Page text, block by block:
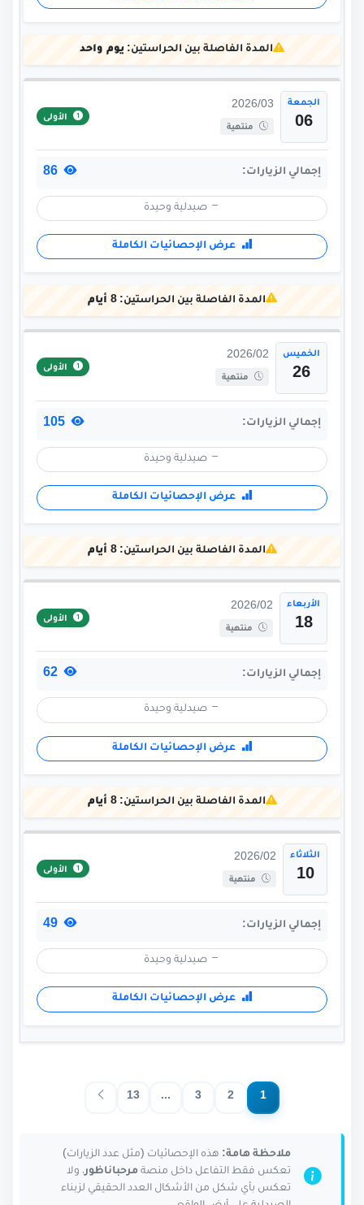
المدة الفاصلة بين الحراستين: يوم واحد
الجمعة
06
2026/03
منتهية
الأولى
إجمالي الزيارات:
صيدلية وحيدة
عرض الإحصائيات الكاملة
المدة الفاصلة بين الحراستين:8 أيام
الخميس
26
2026/02
منتهية
الأولى
إجمالي الزيارات:
صيدلية وحيدة
عرض الإحصائيات الكاملة
المدة الفاصلة بين الحراستين:8 أيام
الأربعاء
18
2026/02
منتهية
الأولى
إجمالي الزيارات:
صيدلية وحيدة
عرض الإحصائيات الكاملة
المدة الفاصلة بين الحراستين:8 أيام
الثلاثاء
10
2026/02
منتهية
الأولى
إجمالي الزيارات:
صيدلية وحيدة
عرض الإحصائيات الكاملة
1
2
3
...
13
ملاحظة هامة: هذه الإحصائيات (مثل عدد الزيارات)
تعكس فقط التفاعل داخل منصة مرحباناظور، ولا
تعكس بأي شكل من الأشكال العدد الحقيقي لزبناء